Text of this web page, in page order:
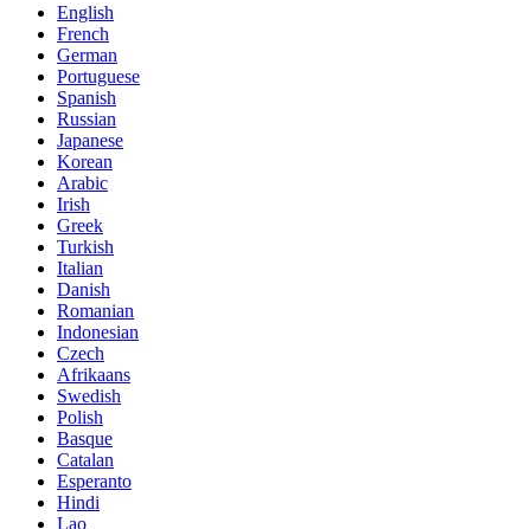
English
French
German
Portuguese
Spanish
Russian
Japanese
Korean
Arabic
Irish
Greek
Turkish
Italian
Danish
Romanian
Indonesian
Czech
Afrikaans
Swedish
Polish
Basque
Catalan
Esperanto
Hindi
Lao